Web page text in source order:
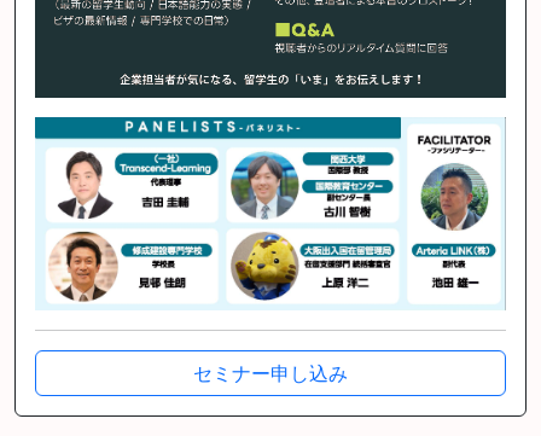
セミナー申し込み